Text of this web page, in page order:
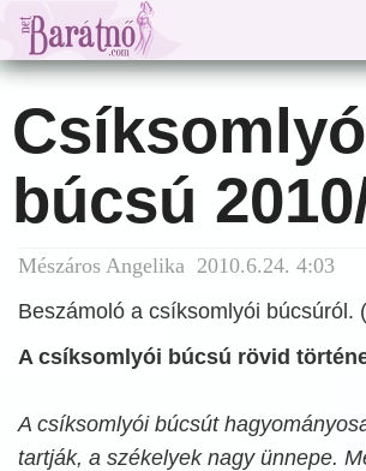
búcsú
Mészáros Angelika 2010.6.24. 4:03
Beszámoló a csíksomlyói búcsúról.
A csíksomlyói búcsú rövid
A csíksomlyói búcsút
tartják, a székelyek nagy ünnepe.